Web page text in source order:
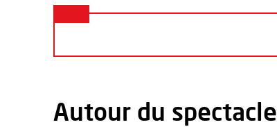
Autour du spectacle